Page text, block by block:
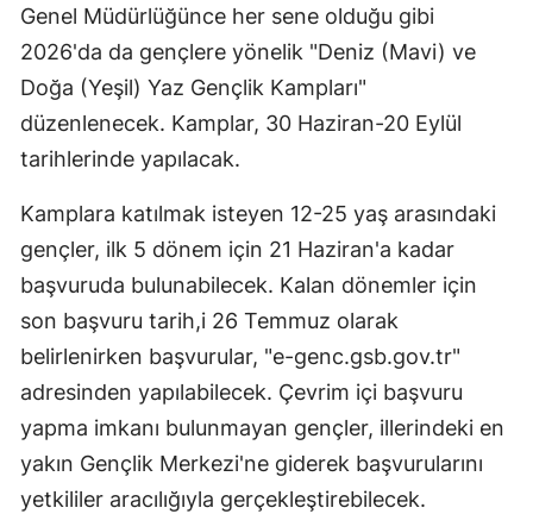
Genel Müdürlüğünce her sene olduğu gibi
2026'da da gençlere yönelik "Deniz (Mavi) ve
Doğa (Yeşil) Yaz Gençlik Kampları"
düzenlenecek. Kamplar, 30 Haziran-20 Eylül
tarihlerinde yapılacak.
Kamplara katılmak isteyen 12-25 yaş arasındaki
gençler, ilk 5 dönem için 21 Haziran'a kadar
başvuruda bulunabilecek. Kalan dönemler için
son başvuru tarih,i 26 Temmuz olarak
belirlenirken başvurular, "e-genc.gsb.gov.tr"
adresinden yapılabilecek. Çevrim içi başvuru
yapma imkanı bulunmayan gençler, illerindeki en
yakın Gençlik Merkezi'ne giderek başvurularını
yetkililer aracılığıyla gerçekleştirebilecek.